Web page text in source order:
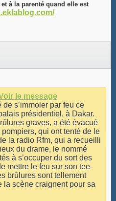
à la parenté quand elle est
s’immoler par feu ce
présidentiel, à Dakar.
graves, a été évacué
qui ont tenté de le
la radio Rfm, qui a recueilli
du drame, le nommé
à s’occuper du sort des
mettre le feu sur son tee-
brûlures sont tellement
la scène craignent pour sa